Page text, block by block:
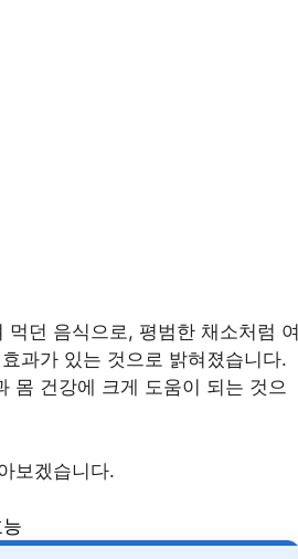
던 음식으로, 평범한 채소처럼 여
과가 있는 것으로 밝혀졌습니다.
몸 건강에 크게 도움이 되는 것으
보겠습니다.